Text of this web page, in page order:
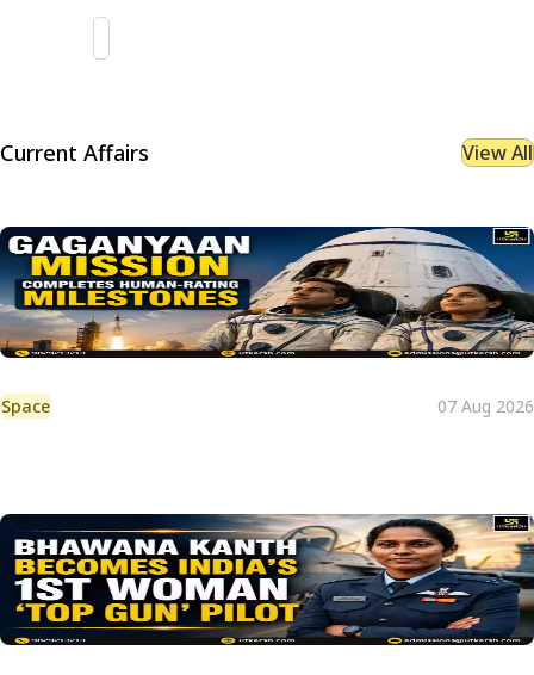
Current Affairs View All
Space 07 Aug 2026